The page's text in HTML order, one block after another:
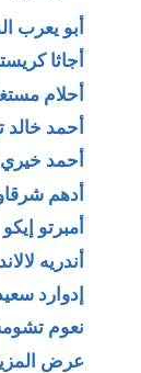
أبو يعرب
أجاثا
أحلام
أحمد خالد
أحمد
أدهم
أمبرتو إيكو
أندريه لالاند
إدوارد
نعوم
عرض